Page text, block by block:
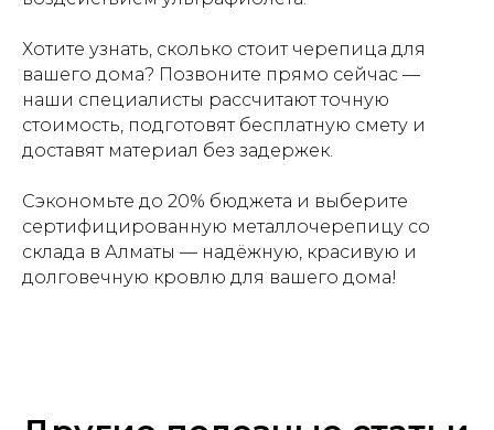
Хотите узнать, сколько стоит черепица для
вашего дома? Позвоните прямо сейчас —
наши специалисты рассчитают точную
стоимость, подготовят бесплатную смету и
доставят материал без задержек.
Сэкономьте до 20% бюджета и выберите
сертифицированную металлочерепицу со
склада в Алматы — надёжную, красивую и
долговечную кровлю для вашего дома!